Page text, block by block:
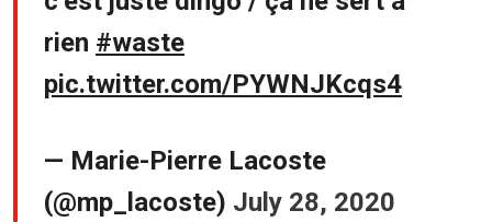
rien #waste
pic.twitter.com/PYWNJKcqs4
— Marie-Pierre Lacoste
(@mp_lacoste) July 28, 2020